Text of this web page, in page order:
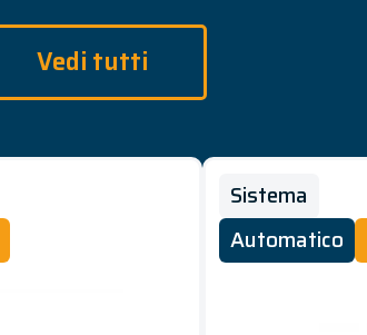
Vedi tutti
Sistema
Automatico